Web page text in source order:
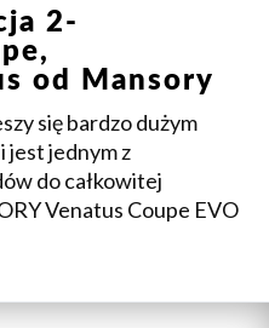
2-
od Mansory
się bardzo dużym
jest jednym z
do całkowitej
Venatus Coupe EVO